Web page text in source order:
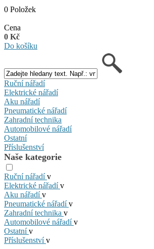
0 Položek
Cena
0 Kč
Do košíku
Ruční nářadí
Elektrické nářadí
Aku nářadí
Pneumatické nářadí
Zahradní technika
Automobilové nářadí
Ostatní
Příslušenství
Naše kategorie
Ruční nářadív
Elektrické nářadív
Aku nářadív
Pneumatické nářadív
Zahradní technika v
Automobilové nářadív
Ostatnív
Příslušenstvív